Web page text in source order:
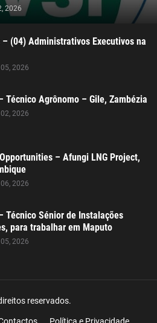
2026
– (04) Administrativos Executivos na
2026
Técnico Agrônomo – Gile, Zambézia
2026
– Afungi LNG Project,
2026
Técnico Sénior de Instalações
para trabalhar em Maputo
2026
reservados.